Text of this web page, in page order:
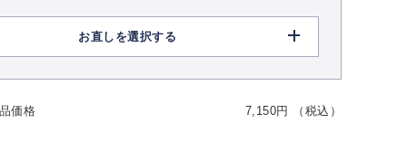
お直しを選択する
価格 7,150円 （税込）